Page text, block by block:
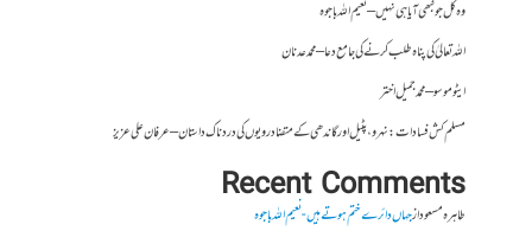
وہ کل جو کبھی آیا ہی نہیں – نعیم اللہ باجوہ
اللہ تعالیٰ کی پناہ طلب کرنے کی جامع دعا – محمد عدنان
ایٹوموسو – محمد جمیل اختر
مسلم کش فسادات : نہرو، پٹیل اور گاندھی کے متضاد رویوں کی درد ناک داستان – عرفان علی عزیز
Recent Comments
طاہرہ مسعودازجہاں دائرے ختم ہوتے ہیں- نعیم اللہ باجوہ